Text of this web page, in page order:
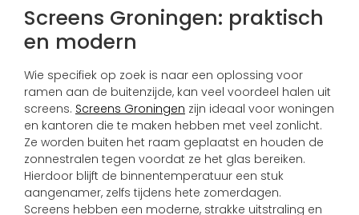
Screens Groningen: praktisch
en modern
Wie specifiek op zoek is naar een oplossing voor
ramen aan de buitenzijde, kan veel voordeel halen uit
screens. Screens Groningen zijn ideaal voor woningen
en kantoren die te maken hebben met veel zonlicht.
Ze worden buiten het raam geplaatst en houden de
zonnestralen tegen voordat ze het glas bereiken.
Hierdoor blijft de binnentemperatuur een stuk
aangenamer, zelfs tijdens hete zomerdagen.
Screens hebben een moderne, strakke uitstraling en